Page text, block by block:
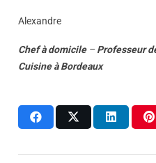
Alexandre
Chef à domicile–Professeur
Cuisine à Bordeaux